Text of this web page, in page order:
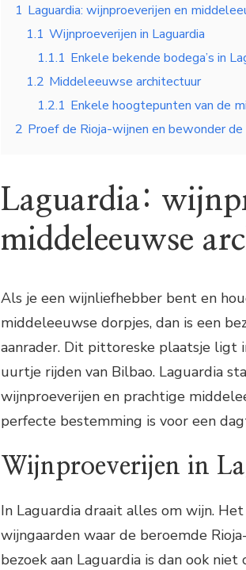
1 Laguardia: wijnproeverijen en
1.1 Wijnproeverijen in Laguardia
1.1.1 Enkele bekende bodega’s in
1.2 Middeleeuwse architectuur
1.2.1 Enkele hoogtepunten van de
2 Proef de Rioja-wijnen en bewonder
Laguardia:
middeleeuwse
Als je een wijnliefhebber bent en
middeleeuwse dorpjes, dan is een
aanrader. Dit pittoreske plaatsje ligt
uurtje rijden van Bilbao. Laguardia
wijnproeverijen en prachtige
perfecte bestemming is voor een
Wijnproeverijen in
In Laguardia draait alles om wijn.
wijngaarden waar de beroemde
bezoek aan Laguardia is dan ook